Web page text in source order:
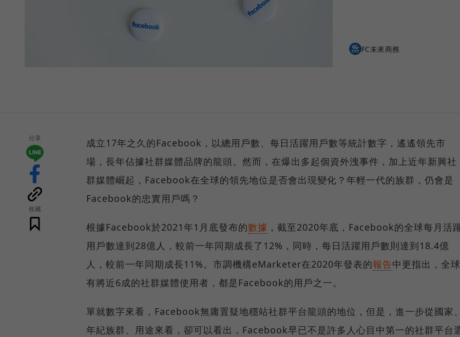
FC未來商務
分享
收藏
成立17年之久的Facebook，以總用戶數、每日活躍用戶數等統計數字，遙遙領先市
場，長年佔據社群媒體品牌的龍頭。然而，在爆出多起個資外洩事件，加上近年新興社
群媒體崛起，Facebook在全球的領先地位是否會出現變化？年輕一代的族群，仍會是
Facebook的忠實用戶嗎？
根據Facebook於2021年1月底發布的數據 ，截至2020年底，Facebook的全球每月活
用戶數達到28億人，較前一年同期成長了12%，同時，每日活躍用戶數則達到18.4億
人，較前一年同期成長11%。市調機構eMarketer在2020年發表的報告中更指出，全球
有將近6成的社群媒體使用者，都是Facebook的用戶之一。
單就數字來看，Facebook無庸置疑地穩站社群平台龍頭的地位，但是，進一步從國家
年紀族群、用途來看，卻可以看出，Facebook早已不是許多人心目中第一的社群平台